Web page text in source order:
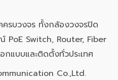
รบวงจร ทั้งกล้องวงจรปิด
PoE Switch, Router, Fiber
กแบบและติดตั้งทั่วประเทศ
Co.,Ltd.